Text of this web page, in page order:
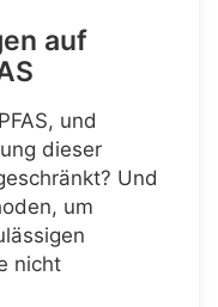
auf
und
dieser
Und
um
nicht